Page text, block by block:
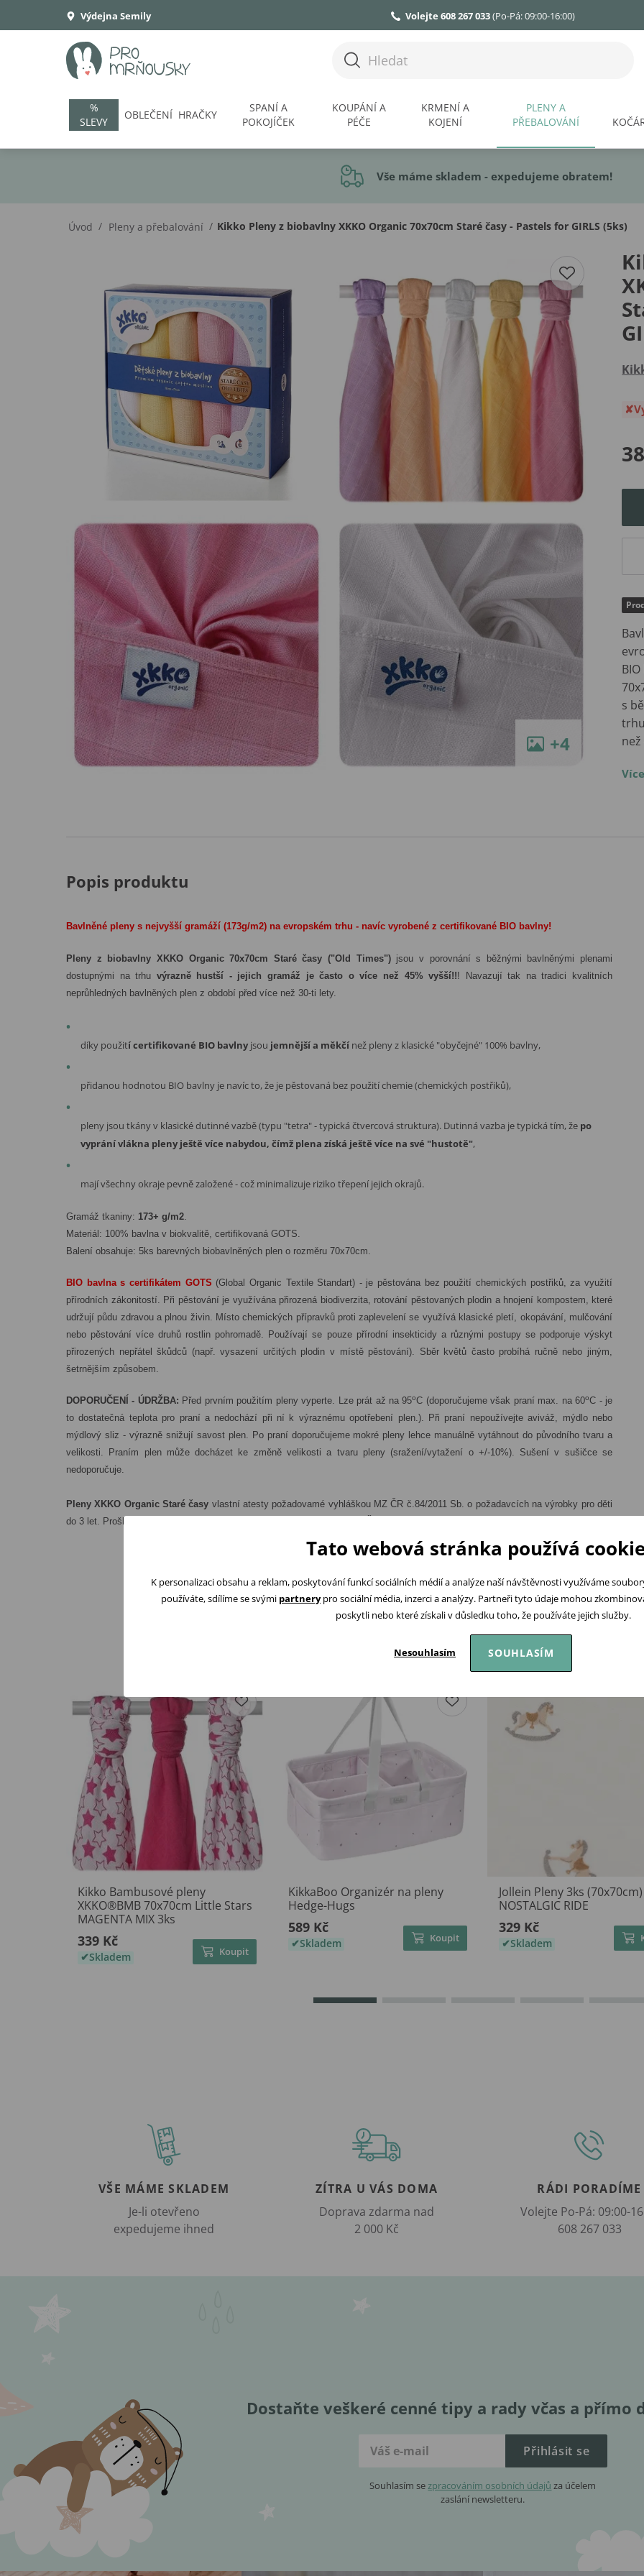
Výdejna Semily Volejte 608 267 033(Po-Pá: 09:00-16:00)
%
SLEVY
OBLEČENÍ HRAČKY
SPANÍ A
POKOJÍČEK
KOUPÁNÍ A
PÉČE
KRMENÍ A
KOJENÍ
PLENY A
PŘEBALOVÁNÍ
Vše máme skladem - expedujeme obratem!
Úvod / Pleny a přebalování / Kikko Pleny z biobavlny XKKO Organic 70x70cm Staré časy - Pastels for GIRLS (5ks)
s
+4
Popis produktu
Bavlněné pleny s nejvyšší gramáží (173g/m2) na evropském trhu - navíc vyrobené z certifikované BIO bavlny!
Pleny z biobavlny XKKO Organic 70x70cm Staré časy ("Old Times")jsou v porovnání s běžnými bavlněnými plenami
dostupnými na trhu výrazně hustší - jejich gramáž je často o více než 45% vyšší!!! Navazují tak na tradici kvalitních
neprůhledných bavlněných plen z období před více než 30-ti lety.
díky použití certifikované BIO bavlny jsou jemnější a měkčí než pleny z klasické "obyčejné" 100% bavlny,
přidanou hodnotou BIO bavlny je navíc to, že je pěstovaná bez použití chemie (chemických postřiků),
pleny jsou tkány v klasické dutinné vazbě (typu "tetra" - typická čtvercová struktura). Dutinná vazba je typická tím, že po
vyprání vlákna pleny ještě více nabydou, čímž plena získá ještě více na své "hustotě",
mají všechny okraje pevně založené - což minimalizuje riziko třepení jejich okrajů.
Gramáž tkaniny: 173+ g/m2
Materiál: 100% bavlna v biokvalitě, certifikovaná GOTS.
Balení obsahuje: 5ks barevných biobavlněných plen o rozměru 70x70cm.
BIO bavlna s certifikátem GOTS (Global Organic Textile Standart) - je pěstována bez použití chemických postřiků, za využití
přírodních zákonitostí. Při pěstování je využívána přirozená biodiverzita, rotování pěstovaných plodin a hnojení kompostem, které
udržují půdu zdravou a plnou živin. Místo chemických přípravků proti zaplevelení se využívá klasické pletí, okopávání, mulčování
nebo pěstování více druhů rostlin pohromadě. Používají se pouze přírodní insekticidy a různými postupy se podporuje výskyt
přirozených nepřátel škůdců (např. vysazení určitých plodin v místě pěstování). Sběr květů často probíhá ručně nebo jiným,
šetrnějším způsobem.
DOPORUČENÍ - ÚDRŽBA: Před prvním použitím pleny vyperte. Lze prát až na 95oC (doporučujeme však praní max. na 60oC - je
to dostatečná teplota pro praní a nedochází při ní k výraznému opotřebení plen.). Při praní nepoužívejte aviváž, mýdlo nebo
mýdlový sliz - výrazně snižují savost plen. Po praní doporučujeme mokré pleny lehce manuálně vytáhnout do původního tvaru a
velikosti. Praním plen může docházet ke změně velikosti a tvaru pleny (sražení/vytažení o +/-10%). Sušení v sušičce se
nedoporučuje.
Pleny XKKO Organic Staré časy vlastní atesty požadovamé vyhláškou MZ ČR č.84/2011 Sb. o požadavcích na výrobky pro děti
do 3 let. Prošly navíc nadstandartními testy a
Podobné produkty
Kikko Bambusové pleny
XKKO®BMB 70x70cm Little Stars
MAGENTA MIX 3ks
339 Kč
Skladem Koupit
KikkaBoo Organizér na pleny
Hedge-Hugs
589 Kč
Skladem Koupit
Jollein Pleny 3ks (70x70cm)
NOSTALGIC RIDE
329 Kč
Skladem
VŠE MÁME SKLADEM
Je-li otevřeno
expedujeme ihned
ZÍTRA U VÁS DOMA
Doprava zdarma nad
2 000 Kč
RÁDI PORADÍME
Volejte Po-Pá: 09:00-
608 267 033
Dostaňte veškeré cenné tipy a rady včas a přímo
Přihlásit se
Souhlasím sezpracováním osobních údajů za účelem
zaslání newsletteru.
Tato webová stránka používá
K personalizaci obsahu a reklam, poskytování funkcí sociálních médií a analýze naší návštěvnosti využíváme
používáte, sdílíme se svými partnerypro sociální média, inzerci a analýzy. Partneři tyto údaje mohou
poskytli nebo které získali v důsledku toho, že používáte jejich služby.
Nesouhlasím SOUHLASÍM